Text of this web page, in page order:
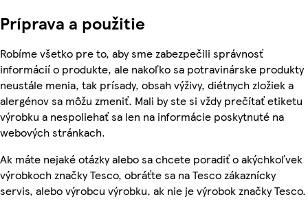
Príprava a použitie
Robíme všetko pre to, aby sme zabezpečili správnosť
informácií o produkte, ale nakoľko sa potravinárske produkty
neustále menia, tak prísady, obsah výživy, diétnych zložiek a
alergénov sa môžu zmeniť. Mali by ste si vždy prečítať etiketu
výrobku a nespoliehať sa len na informácie poskytnuté na
webových stránkach.
Ak máte nejaké otázky alebo sa chcete poradiť o akýchkoľvek
výrobkoch značky Tesco, obráťte sa na Tesco zákaznícky
servis, alebo výrobcu výrobku, ak nie je výrobok značky Tesco.